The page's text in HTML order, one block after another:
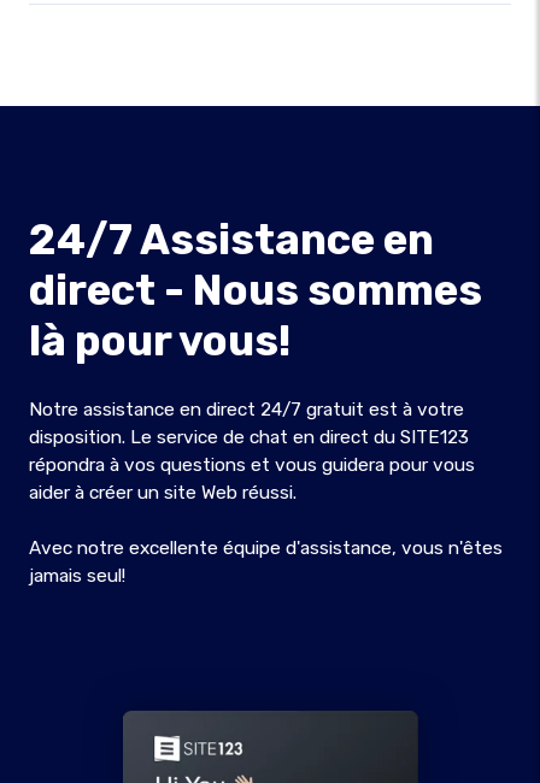
24/7 Assistance en
direct - Nous sommes
là pour vous!
Notre assistance en direct 24/7 gratuit est à votre
disposition. Le service de chat en direct du SITE123
répondra à vos questions et vous guidera pour vous
aider à créer un site Web réussi.
Avec notre excellente équipe d'assistance, vous n'êtes
jamais seul!